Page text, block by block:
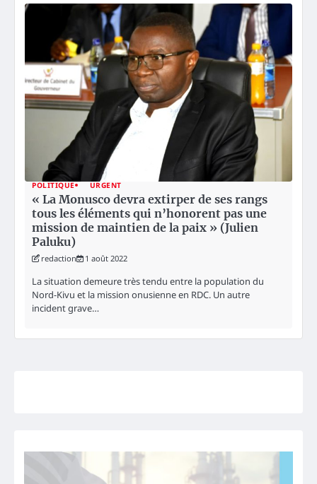
POLITIQUE URGENT
« La Monusco devra extirper de ses rangs
tous les éléments qui n’honorent pas une
mission de maintien de la paix » (Julien
Paluku)
redaction 1 août 2022
La situation demeure très tendu entre la population du
Nord-Kivu et la mission onusienne en RDC. Un autre
incident grave…